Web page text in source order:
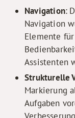
Navigation:
Navigation
Elemente
Assistenten
Strukturelle
Markierung
Aufgaben